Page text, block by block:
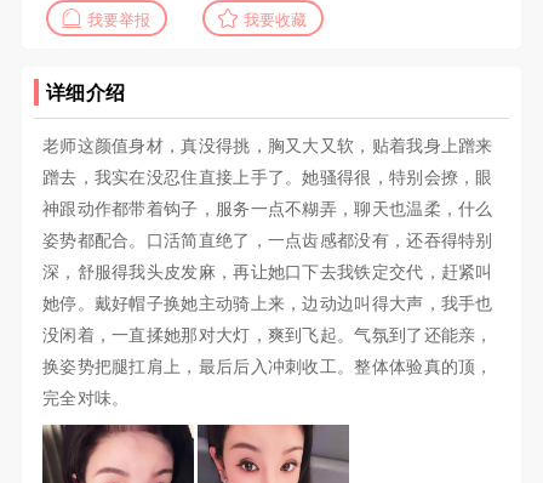
我要举报 我要收藏
详细介绍
老师这颜值身材，真没得挑，胸又大又软，贴着我身上蹭来
蹭去，我实在没忍住直接上手了。她骚得很，特别会撩，眼
神跟动作都带着钩子，服务一点不糊弄，聊天也温柔，什么
姿势都配合。口活简直绝了，一点齿感都没有，还吞得特别
深，舒服得我头皮发麻，再让她口下去我铁定交代，赶紧叫
她停。戴好帽子换她主动骑上来，边动边叫得大声，我手也
没闲着，一直揉她那对大灯，爽到飞起。气氛到了还能亲，
换姿势把腿扛肩上，最后后入冲刺收工。整体体验真的顶，
完全对味。